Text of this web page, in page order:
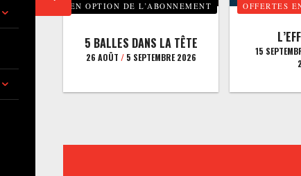
EN OPTION DE L’ABONNEMENT
5 BALLES DANS LA TÊTE
26 AOÛT /5 SEPTEMBRE 2026
OFFERTES
15